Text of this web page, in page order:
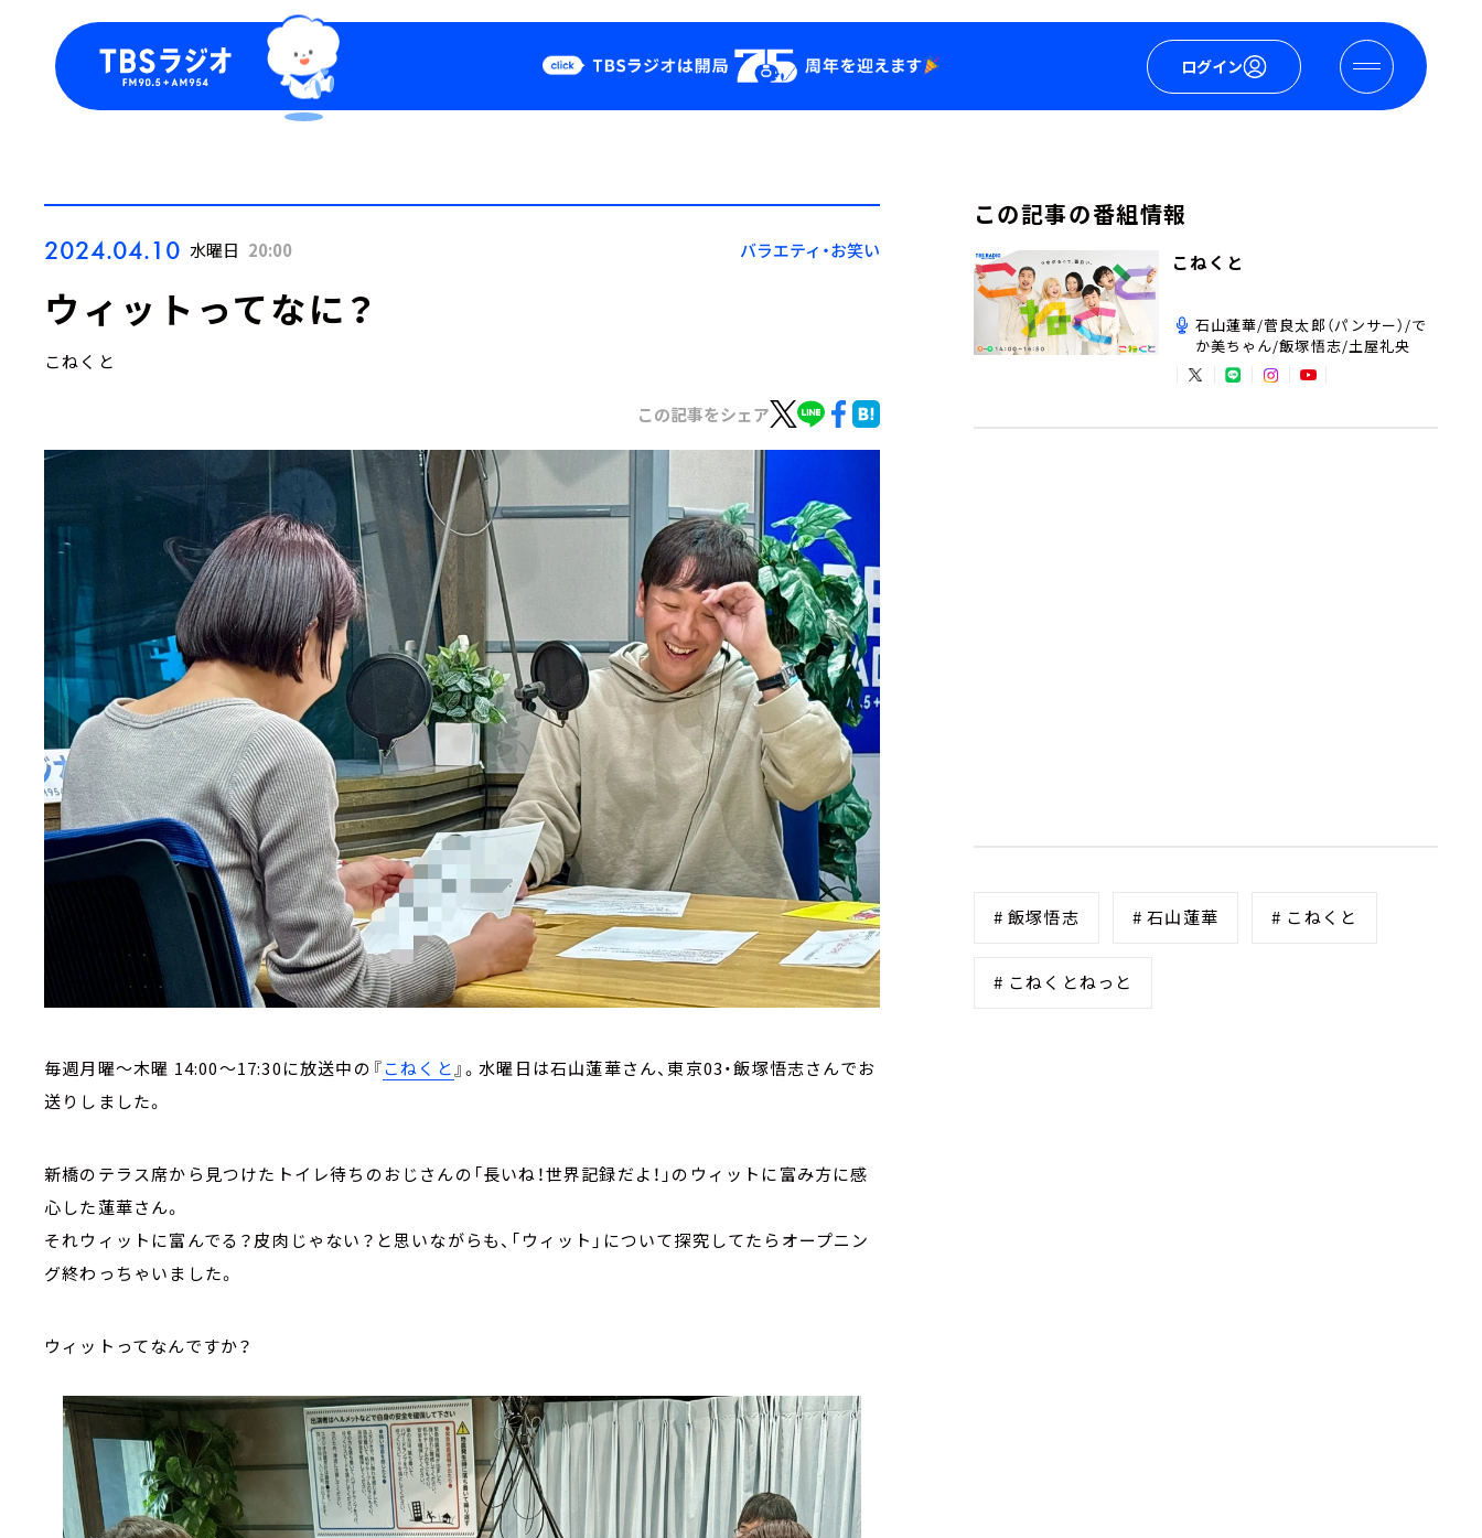
ログイン
Podcast
YouTube
会社情報
2024.04.10 水曜日 20:00 バラエティ・お笑い
ウィットってなに？
こねくと
この記事をシェア
毎週月曜～木曜 14:00～17:30に放送中の『こねくと 』。水曜日は石山蓮華さん、東京03・飯塚悟志さんでお
送りしました。
新橋のテラス席から見つけたトイレ待ちのおじさんの「長いね！世界記録だよ！」のウィットに富み方に感
心した蓮華さん。
それウィットに富んでる？皮肉じゃない？と思いながらも、「ウィット」について探究してたらオープニン
グ終わっちゃいました。
ウィットってなんですか？
この記事の番組情報
こねくと
石山蓮華/菅良太郎（パンサー）/で
か美ちゃん/飯塚悟志/土屋礼央
# 飯塚悟志 # 石山蓮華 # こねくと
# こねくとねっと